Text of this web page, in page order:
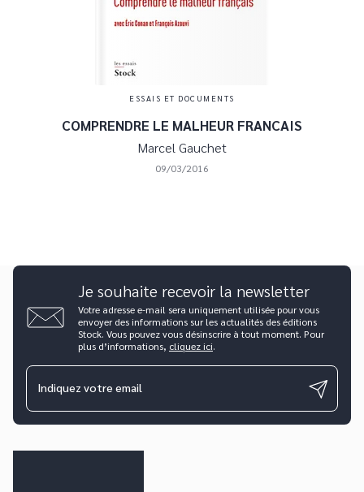
ESSAIS ET DOCUMENTS
COMPRENDRE LE MALHEUR FRANCAIS
Marcel Gauchet
09/03/2016
Je souhaite recevoir la newsletter
Votre adresse e-mail sera uniquement utilisée pour vous
envoyer des informations sur les actualités des éditions
Stock. Vous pouvez vous désinscrire à tout moment. Pour
plus d’informations, cliquez ici.
Indiquez votre email